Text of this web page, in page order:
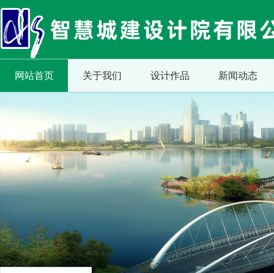
网站首页 关于我们 设计作品 新闻动态